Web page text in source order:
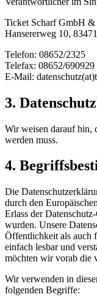
Ticket Scharf GmbH
Hansererweg 10,
Telefon: 08652/2325
Telefax: 08652/690929
E-Mail:
3.
Wir weisen darauf hin,
werden muss.
4.
Die
durch den
Erlass der
wurden. Unsere
Öffentlichkeit als auch
einfach lesbar und
möchten wir vorab die
Wir verwenden in
folgenden Begriffe: